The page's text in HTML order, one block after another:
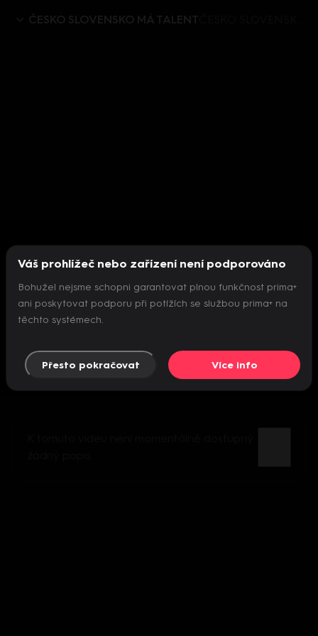
ČESKO SLOVENSKO MÁ TALENT
Nepodařilo se inicializovat přehrávač
Váš prohlížeč nebo zařízení není podporováno
Bohužel nejsme schopni garantovat plnou funkčnost prima+
ani poskytovat podporu při potížích se službou prima+ na
těchto systémech.
Přesto pokračovat Více info